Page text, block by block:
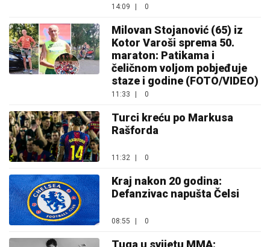
14:09 | 0
Milovan Stojanović (65) iz
Kotor Varoši sprema 50.
maraton: Patikama i
čeličnom voljom pobjeđuje
staze i godine (FOTO/VIDEO)
11:33 | 0
Turci kreću po Markusa
Rašforda
11:32 0
Kraj nakon 20 godina:
Defanzivac napušta Čelsi
08:55 0